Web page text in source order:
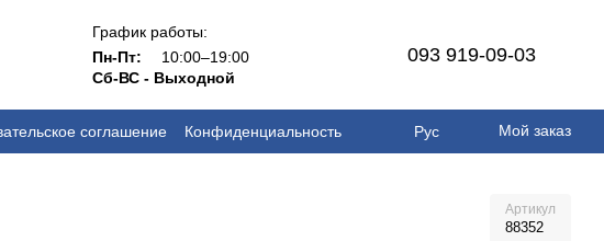
График работы:
Пн-Пт:
10:00–19:00
Сб-ВС - Выходной
093 919-09-03
соглашение Конфиденциальность Рус Мой заказ
Артикул
88352